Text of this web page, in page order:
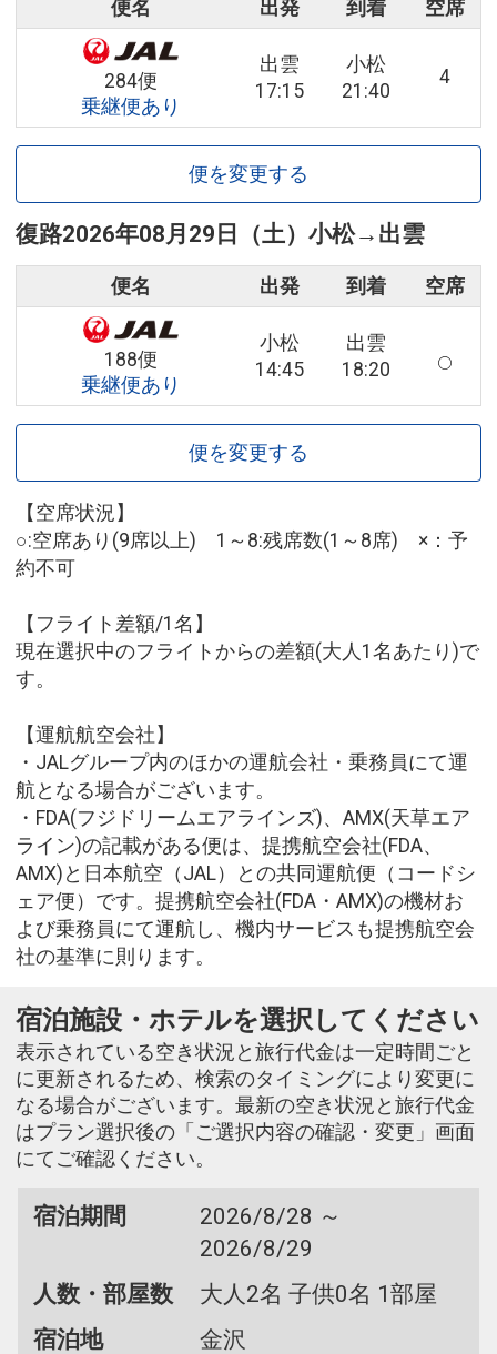
便名 出発 到着 空席
284便
乗継便あり
出雲
17:15
小松
21:40
4
便を変更する
復路2026年08月29日（土） 小松→ 出雲
便名 出発 到着 空席
188便
乗継便あり
小松
14:45
出雲
18:20
便を変更する
【空席状況】
○:空席あり(9席以上) 1～8:残席数(1～8席) ×：予
約不可
【フライト差額/1名】
現在選択中のフライトからの差額(大人1名あたり)で
す。
【運航航空会社】
・JALグループ内のほかの運航会社・乗務員にて運
航となる場合がございます。
・FDA(フジドリームエアラインズ)、AMX(天草エア
ライン)の記載がある便は、提携航空会社(FDA、
AMX)と日本航空（JAL）との共同運航便（コードシ
ェア便）です。提携航空会社(FDA・AMX)の機材お
よび乗務員にて運航し、機内サービスも提携航空会
社の基準に則ります。
宿泊施設・ホテルを選択してください
表示されている空き状況と旅行代金は一定時間ごと
に更新されるため、検索のタイミングにより変更に
なる場合がございます。最新の空き状況と旅行代金
はプラン選択後の「ご選択内容の確認・変更」画面
にてご確認ください。
宿泊期間
2026/8/28 ～
2026/8/29
人数・部屋数
大人2名 子供0名 1部屋
宿泊地
金沢